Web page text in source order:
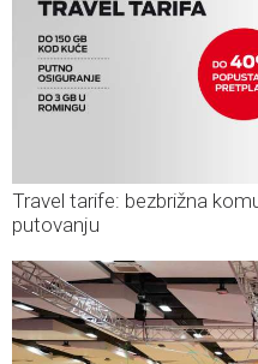
Travel tarife: bezbrižna
putovanju